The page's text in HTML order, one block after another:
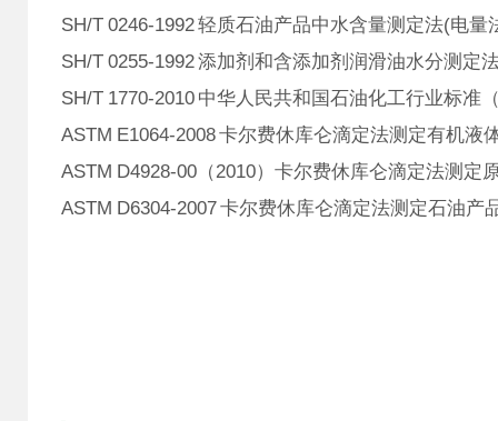
SH/T 0246-1992 轻质石油产品中水含量测定法(电量
SH/T 0255-1992 添加剂和含添加剂润滑油水分测定
SH/T 1770-2010 中华人民共和国石油化工行业标准
ASTM E1064-2008 卡尔费休库仑滴定法测定有机液
ASTM D4928-00（2010）卡尔费休库仑滴定法测定
ASTM D6304-2007 卡尔费休库仑滴定法测定石油